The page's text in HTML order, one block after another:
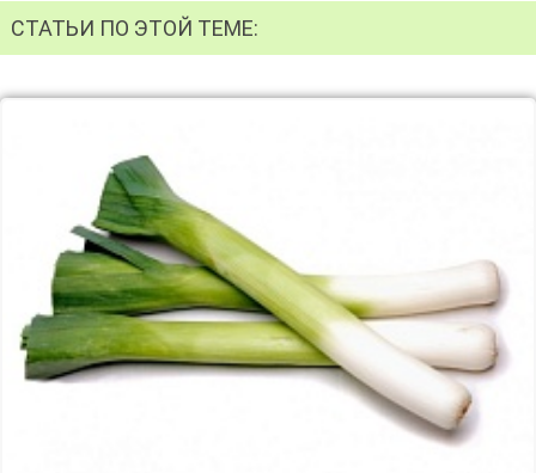
СТАТЬИ ПО ЭТОЙ ТЕМЕ: